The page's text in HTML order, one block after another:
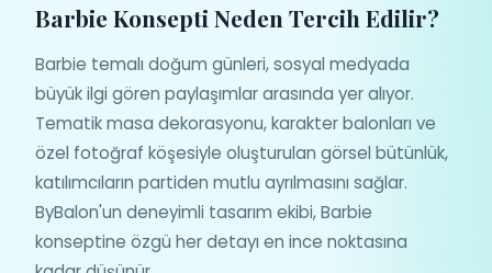
Barbie Konsepti Neden Tercih Edilir?
Barbie temalı doğum günleri, sosyal medyada
büyük ilgi gören paylaşımlar arasında yer alıyor.
Tematik masa dekorasyonu, karakter balonları ve
özel fotoğraf köşesiyle oluşturulan görsel bütünlük,
katılımcıların partiden mutlu ayrılmasını sağlar.
ByBalon'un deneyimli tasarım ekibi, Barbie
konseptine özgü her detayı en ince noktasına